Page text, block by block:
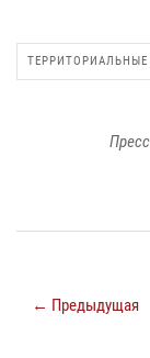
ТЕРРИТОРИАЛЬНЫЕ
← Предыдущая